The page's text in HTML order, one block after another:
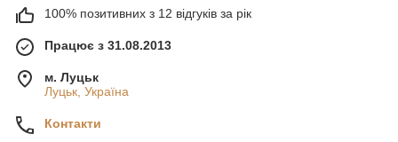
100% позитивних з 12 відгуків за рік
Працює з 31.08.2013
м. Луцьк
Луцьк, Україна
Контакти